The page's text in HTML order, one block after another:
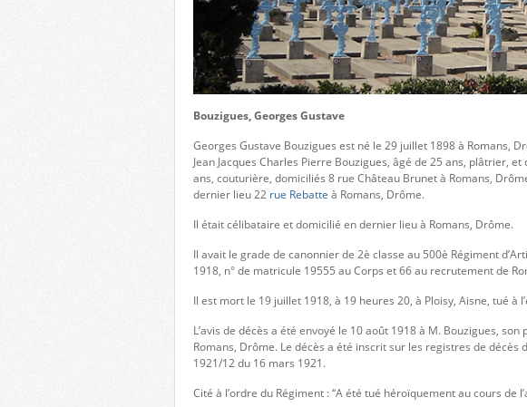
Bouzigues, Georges Gustave
Georges Gustave Bouzigues est né le 29 juillet 1898 à Romans,
Jean Jacques Charles Pierre Bouzigues, âgé de 25 ans, plâtrier,
ans, couturière, domiciliés 8 rue Château Brunet à Romans,
dernier lieu 22 rue Rebatte à Romans, Drôme.
Il était célibataire et domicilié en dernier lieu à Romans, Drôme.
Il avait le grade de canonnier de 2è classe au 500è Régiment
1918, n° de matricule 19555 au Corps et 66 au recrutement de
Il est mort le 19 juillet 1918, à 19 heures 20, à Ploisy, Aisne, tué à
L’avis de décès a été envoyé le 10 août 1918 à M. Bouzigues,
Romans, Drôme. Le décès a été inscrit sur les registres de décès
1921/12 du 16 mars 1921.
Cité à l’ordre du Régiment : “A été tué héroïquement au cours de